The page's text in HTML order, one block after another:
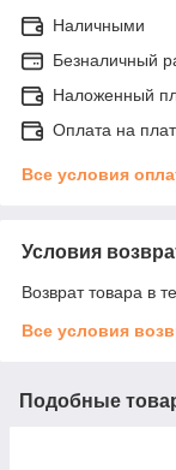
Наличными
Безналичный
Наложенный
Оплата на
Все условия
Условия
Возврат товара в
Все условия
Подобные